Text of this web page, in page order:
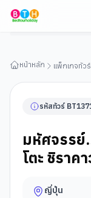
หน้าหลัก แพ็กเกจทัวร์
รหัสทัวร์ BT
มหัศจรรย์
โตะ ชิราค
ญี่ปุ่น